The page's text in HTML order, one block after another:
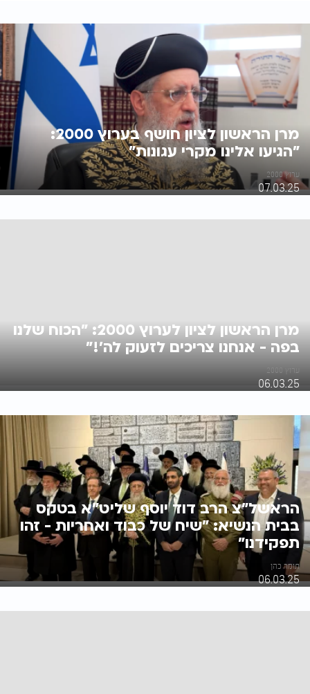
מרן הראשון לציון חושף בערוץ 2000:
"הגיעו אלינו מקרי עגונות"
ערוץ 2000
07.03.25
מרן הראשון לציון לערוץ 2000: "הכוח שלנו
בפה - אנחנו צריכים לזעוק לה'!"
ערוץ 2000
06.03.25
הראשל"צ הרב דוד יוסף שליט"א בטקס
בבית הנשיא: "שיח של כבוד ואחריות - זהו
תפקידנו"
תומר כהן
06.03.25